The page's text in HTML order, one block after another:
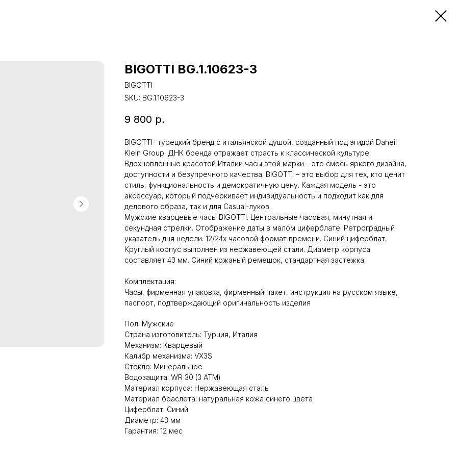
BIGOTTI BG.1.10623-3
BIGOTTI
SKU: BG.1.10623-3
9 800 р.
BIGOTTI- турецкий бренд с итальянской душой, созданный под эгидой Daneil
Klein Group. ДНК бренда отражает страсть к классической культуре.
Вдохновленные красотой Италии часы этой марки – это смесь яркого дизайна,
доступности и безупречного качества. BIGOTTI – это выбор для тех, кто ценит
стиль, функциональность и демократичную цену. Каждая модель - это
аксессуар, который подчеркивает индивидуальность и подходит как для
делового образа, так и для Casual-луков.
Мужские кварцевые часы BIGOTTI. Центральные часовая, минутная и
секундная стрелки. Отображение даты в малом циферблате. Ретроградный
указатель дня недели. 12/24х часовой формат времени. Синий циферблат.
Круглый корпус выполнен из нержавеющей стали. Диаметр корпуса
составляет 43 мм. Синий кожаный ремешок, стандартная застежка.
Комплектация:
Часы, фирменная упаковка, фирменный пакет, инструкция на русском языке,
паспорт, подтверждающий оригинальность изделия
Пол: Мужские
Страна изготовитель: Турция, Италия
Механизм: Кварцевый
Калибр механизма: VX3S
Стекло: Минеральное
Водозащита: WR 30 (3 АТМ)
Материал корпуса: Нержавеющая сталь
Материал браслета: натуральная кожа синего цвета
Циферблат: Синий
Диаметр: 43 мм
Гарантия: 12 мес